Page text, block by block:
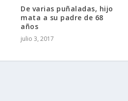
De varias puñaladas, hijo
mata a su padre de 68
años
julio 3, 2017